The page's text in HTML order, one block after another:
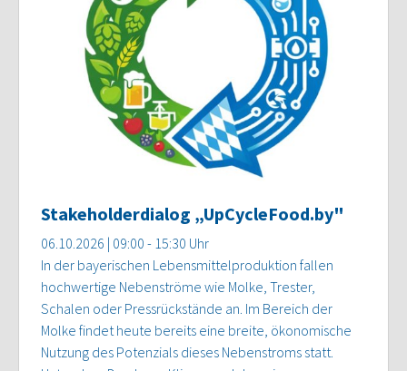
Stakeholderdialog „UpCycleFood.by"
06.10.2026 | 09:00 - 15:30 Uhr
In der bayerischen Lebensmittelproduktion fallen
hochwertige Nebenströme wie Molke, Trester,
Schalen oder Pressrückstände an. Im Bereich der
Molke findet heute bereits eine breite, ökonomische
Nutzung des Potenzials dieses Nebenstroms statt.